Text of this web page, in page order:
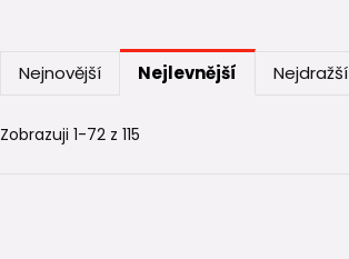
Nejnovější Nejlevnější Nejdražší
Zobrazuji 1-72 z 115